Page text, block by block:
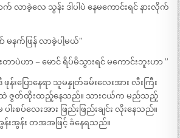
က် လာခဲ့လေ သွန်း ဒါပါပဲ နေမကောင်းရင် နားလိုက်
မနက်ဖြန် လာခဲ့ပါ့မယ်”
ာပဲဟာ – မောင် ရိပ်မိသွားရင် မကောင်းဘူးဟာ ”
းပြောနေရာ သူမနှုတ်ခမ်းလေးအား လီးကြီး
ပ်ထဲ ဇွတ်ထိုးထည့်နေသည်။ သားငယ်က မည်သည့်
ပါးစပ်လေးအား ဖြည်းဖြည်းချင်း လိုးနေသည်။
းအွန်း တအအဖြင့် ခံနေရသည်။